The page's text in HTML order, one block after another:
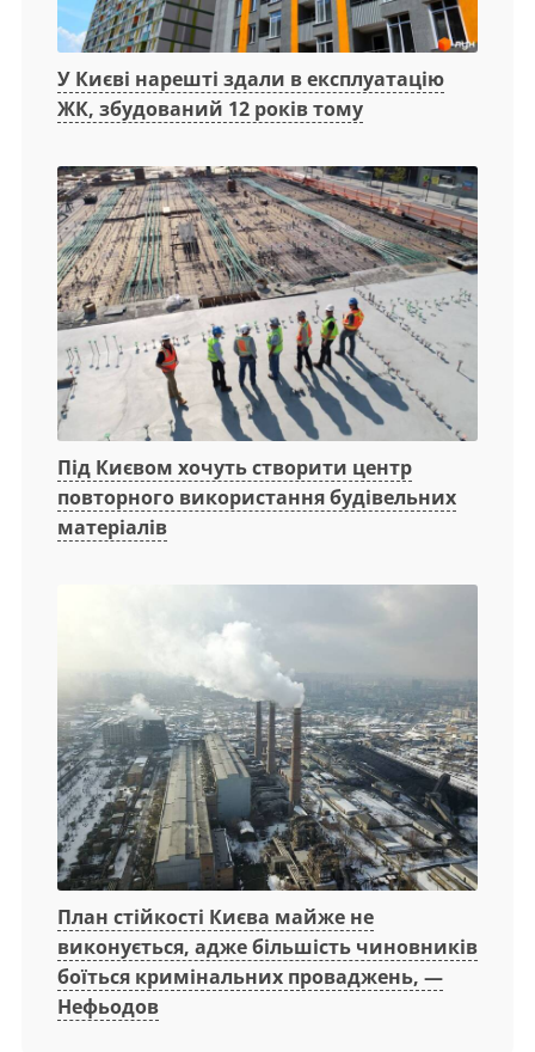
У Києві нарешті здали в експлуатацію
ЖК, збудований 12 років тому
Під Києвом хочуть створити центр
повторного використання будівельних
матеріалів
План стійкості Києва майже не
виконується, адже більшість чиновників
боїться кримінальних проваджень, —
Нефьодов